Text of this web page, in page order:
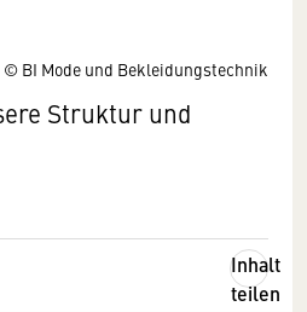
© BI Mode und Bekleidungstechnik
Struktur und
Inhalt
teilen